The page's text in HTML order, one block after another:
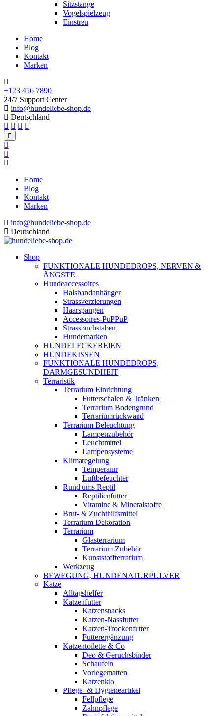
Sitzstange
Vogelspielzeug
Einstreu
Home
Blog
Kontakt
Marken
+123 456 7890
24/7 Support Center
info@hundeliebe-shop.de
Deutschland
Home
Blog
Kontakt
Marken
info@hundeliebe-shop.de
Deutschland
Shop
FUNKTIONALE HUNDEDROPS, NERVEN &
ÄNGSTE
Hundeaccessoires
Halsbandanhänger
Strassverzierungen
Haarspangen
Accessoires-PuPPuP
Strassbuchstaben
Hundemarken
HUNDELECKEREIEN
HUNDEKISSEN
FUNKTIONALE HUNDEDROPS,
DARMGESUNDHEIT
Terraristik
Terrarium Einrichtung
Futterschalen & Tränken
Terrarium Bodengrund
Terrariumrückwand
Terrarium Beleuchtung
Lampenzubehör
Leuchtmittel
Lampensysteme
Klimaregelung
Temperatur
Luftbefeuchter
Rund ums Reptil
Reptilienfutter
Vitamine & Mineralstoffe
Brut- & Zuchthilfsmittel
Terrarium Dekoration
Terrarium
Glasterrarium
Terrarium Zubehör
Kunststoffterrarium
Werkzeug
BEWEGUNG, HUNDENATURPULVER
Katze
Alltagshelfer
Katzenfutter
Katzensnacks
Katzen-Nassfutter
Katzen-Trockenfutter
Futterergänzung
Katzentoilette & Co
Deo & Geruchsbinder
Schaufeln
Vorlegematten
Katzenklo
Pflege- & Hygieneartikel
Fellpflege
Zahnpflege